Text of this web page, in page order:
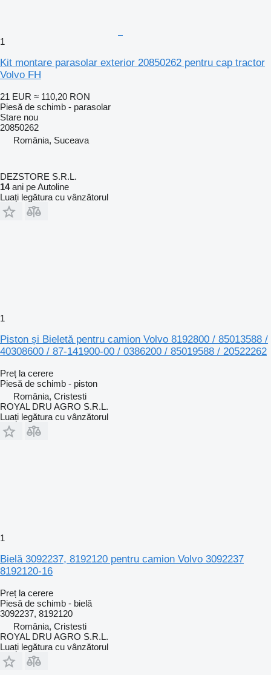
1
Kit montare parasolar exterior 20850262 pentru cap tractor
Volvo FH
21 EUR ≈ 110,20 RON
Piesă de schimb - parasolar
Stare nou
20850262
România, Suceava
DEZSTORE S.R.L.
14ani pe Autoline
Luați legătura cu vânzătorul
1
Piston și Bieletă pentru camion Volvo 8192800 / 85013588 /
40308600 / 87-141900-00 / 0386200 / 85019588 / 20522262
Preț la cerere
Piesă de schimb - piston
România, Cristesti
ROYAL DRU AGRO S.R.L.
Luați legătura cu vânzătorul
1
Bielă 3092237, 8192120 pentru camion Volvo 3092237
8192120-16
Preț la cerere
Piesă de schimb - bielă
3092237, 8192120
România, Cristesti
ROYAL DRU AGRO S.R.L.
Luați legătura cu vânzătorul